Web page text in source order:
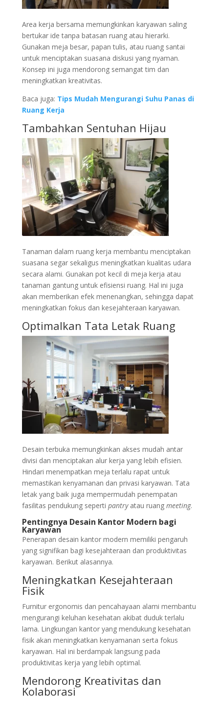
Area kerja bersama memungkinkan karyawan saling
bertukar ide tanpa batasan ruang atau hierarki.
Gunakan meja besar, papan tulis, atau ruang santai
untuk menciptakan suasana diskusi yang nyaman.
Konsep ini juga mendorong semangat tim dan
meningkatkan kreativitas.
Baca juga: Tips Mudah Mengurangi Suhu Panas di
Ruang Kerja
Tambahkan Sentuhan Hijau
Tanaman dalam ruang kerja membantu menciptakan
suasana segar sekaligus meningkatkan kualitas udara
secara alami. Gunakan pot kecil di meja kerja atau
tanaman gantung untuk efisiensi ruang. Hal ini juga
akan memberikan efek menenangkan, sehingga dapat
meningkatkan fokus dan kesejahteraan karyawan.
Optimalkan Tata Letak Ruang
Desain terbuka memungkinkan akses mudah antar
divisi dan menciptakan alur kerja yang lebih efisien.
Hindari menempatkan meja terlalu rapat untuk
memastikan kenyamanan dan privasi karyawan. Tata
letak yang baik juga mempermudah penempatan
fasilitas pendukung seperti pantryatau ruang meeting.
Pentingnya Desain Kantor Modern bagi
Karyawan
Penerapan desain kantor modern memiliki pengaruh
yang signifikan bagi kesejahteraan dan produktivitas
karyawan. Berikut alasannya.
Meningkatkan Kesejahteraan
Fisik
Furnitur ergonomis dan pencahayaan alami membantu
mengurangi keluhan kesehatan akibat duduk terlalu
lama. Lingkungan kantor yang mendukung kesehatan
fisik akan meningkatkan kenyamanan serta fokus
karyawan. Hal ini berdampak langsung pada
produktivitas kerja yang lebih optimal.
Mendorong Kreativitas dan
Kolaborasi